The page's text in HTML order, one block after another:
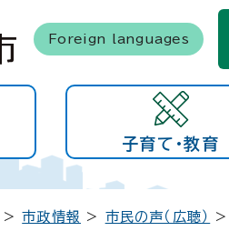
Foreign languages
子育て・教育
>市政情報 > 市民の声（広聴） >